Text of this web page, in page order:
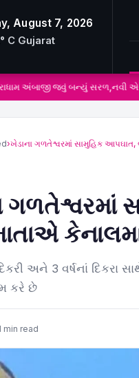
August 7, 2026
C Gujarat
અંબાજી જવું બન્યું સરળ,નવી
›ખેડાના ગળતેશ્વરમાં સામુહિક
ગળતેશ્વરમાં
અને 3 વર્ષનાં દિકરા
કરે છે
min read